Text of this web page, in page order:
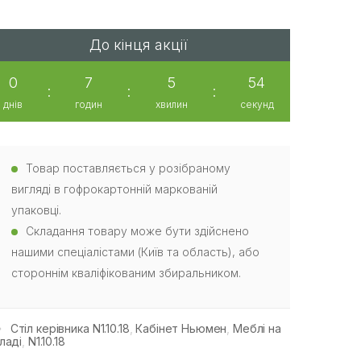
До кінця акції
0
днів
:
7
годин
:
5
хвилин
:
53
секунд
Товар поставляється у розібраному
вигляді в гофрокартонній маркованій
упаковці.
Складання товару може бути здійснено
нашими спеціалістами (Київ та область), або
стороннім кваліфікованим збиральником.
Стіл керівника N1.10.18 ,Кабінет Ньюмен ,Меблі на
N1.10.18